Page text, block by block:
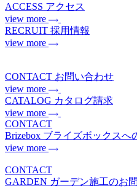
ACCESS アクセス
view more
RECRUIT 採用情報
view more
CONTACT お問い合わせ
view more
CATALOG カタログ請求
view more
CONTACT
Brizebox ブライズボックスへ
view more
CONTACT
GARDEN ガーデン施工のお